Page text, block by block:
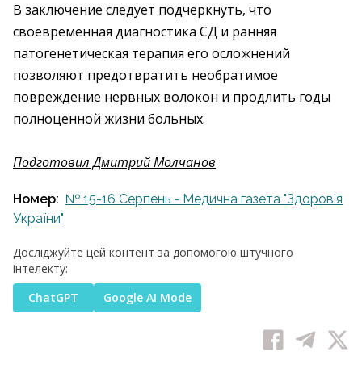
В заключение следует подчеркнуть, что
своевременная диагностика СД и ранняя
патогенетическая терапия его осложнений
позволяют предотвратить необратимое
повреждение нервных волокон и продлить годы
полноценной жизни больных.
Подготовил Дмитрий Молчанов
Номер: № 15-16 Серпень - Медична газета "Здоров’я
України"
Досліджуйте цей контент за допомогою штучного
інтелекту:
ChatGPT
Google AI Mode